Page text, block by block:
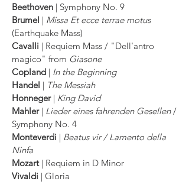
Beethoven | Symphony No. 9
Brumel | Missa Et ecce terrae motus
(Earthquake Mass)
Cavalli | Requiem Mass / "Dell'antro
magico" from Giasone
Copland | In the Beginning
Handel | The Messiah
Honneger| King David
Mahler| Lieder eines fahrenden Gesellen/
Symphony No. 4
Monteverdi | Beatus vir / Lamento della
Ninfa
Mozart| Requiem in D Minor
Vivaldi | Gloria